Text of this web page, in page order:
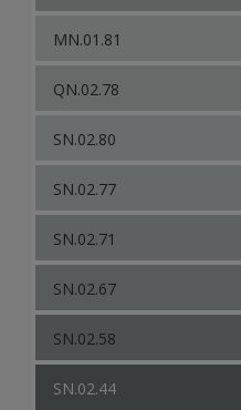
MN.01.81
QN.02.78
SN.02.80
SN.02.77
SN.02.71
SN.02.67
SN.02.58
SN.02.44